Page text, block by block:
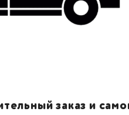
заказ и